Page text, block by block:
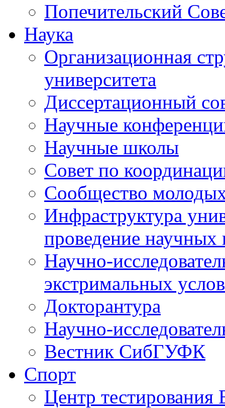
Попечительский
Наука
Организационная
университета
Диссертационный
Научные
Научные школы
Совет по
Сообщество
Инфраструктура
проведение научных
Научно-
экстримальных
Докторантура
Научно-
Вестник СибГУФК
Спорт
Центр